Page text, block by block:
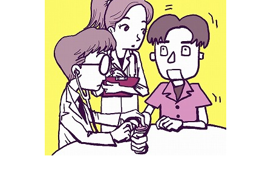
大学・短大以外の資料から請求
専門学校の資料請求 大学院の資料請求
留学・進学関連、塾・予備校
大学入学共通テスト「受験案
内」の請求
大学入学共通テスト「受験上の
配慮案内」の請求
高等学校卒業程度認定試験